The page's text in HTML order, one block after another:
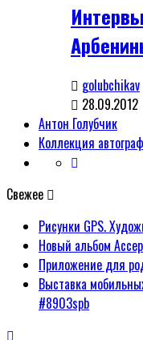
golubchikav
28.09.2012
Антон Голубчик
Коллекция
Свежее
Рисунки GPS.
Новый альбом
Приложение для
Выставка
#8903spb